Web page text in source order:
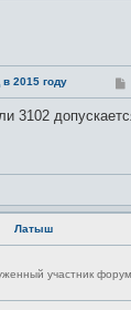
2015 году
3102
Латыш
участник